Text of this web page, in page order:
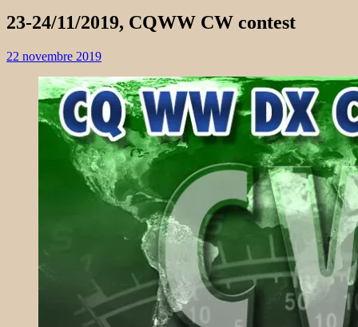
23-24/11/2019, CQWW CW contest
22 novembre 2019